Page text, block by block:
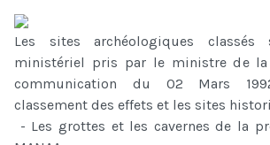
Les sites archéologiques
ministériel pris par le ministre de
communication du 02 Mars
classement des effets et les sites
- Les grottes et les cavernes de la